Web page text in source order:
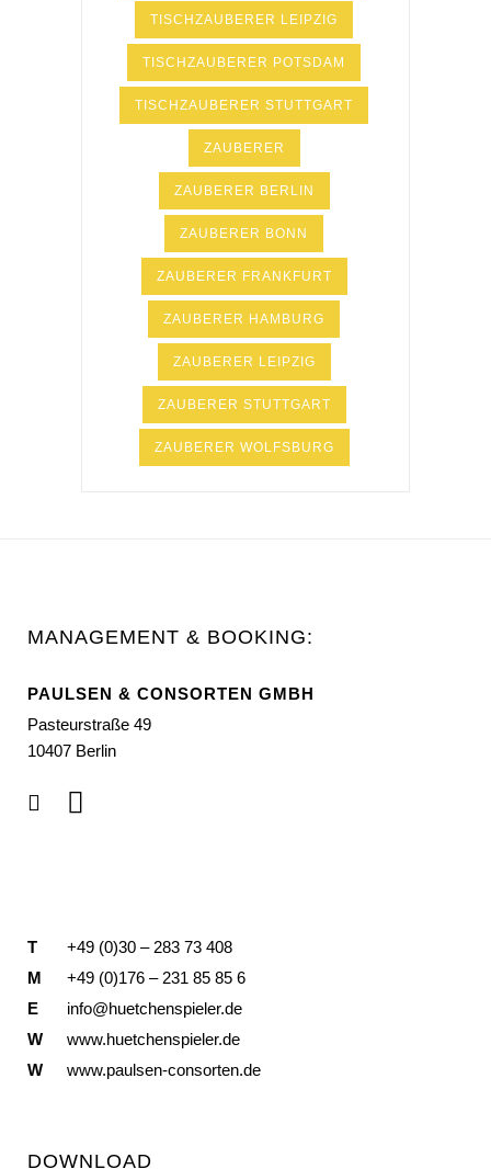
TISCHZAUBERER LEIPZIG
TISCHZAUBERER POTSDAM
TISCHZAUBERER STUTTGART
ZAUBERER
ZAUBERER BERLIN
ZAUBERER BONN
ZAUBERER FRANKFURT
ZAUBERER HAMBURG
ZAUBERER LEIPZIG
ZAUBERER STUTTGART
ZAUBERER WOLFSBURG
MANAGEMENT & BOOKING:
PAULSEN & CONSORTEN GMBH
Pasteurstraße 49
10407 Berlin
T
+49 (0)30 – 283 73 408
M
+49 (0)176 – 231 85 85 6
E
info@huetchenspieler.de
W
www.huetchenspieler.de
W
www.paulsen-consorten.de
DOWNLOAD